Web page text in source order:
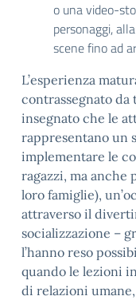
o una video-
personaggi,
scene fino ad
L’esperienza
contrassegnato
insegnato che le
rappresentano un
implementare le
ragazzi, ma anche
loro famiglie),
attraverso il
socializzazione –
l’hanno reso
quando le lezioni
di relazioni